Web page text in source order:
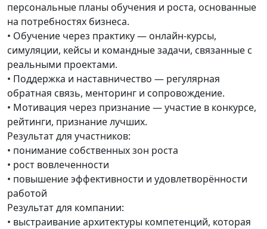
персональные планы обучения и роста, основанные
на потребностях бизнеса.
• Обучение через практику — онлайн-курсы,
симуляции, кейсы и командные задачи, связанные с
реальными проектами.
• Поддержка и наставничество — регулярная
обратная связь, менторинг и сопровождение.
• Мотивация через признание — участие в конкурсе,
рейтинги, признание лучших.
Результат для участников:
• понимание собственных зон роста
• рост вовлеченности
• повышение эффективности и удовлетворённости
работой
Результат для компании:
• выстраивание архитектуры компетенций, которая